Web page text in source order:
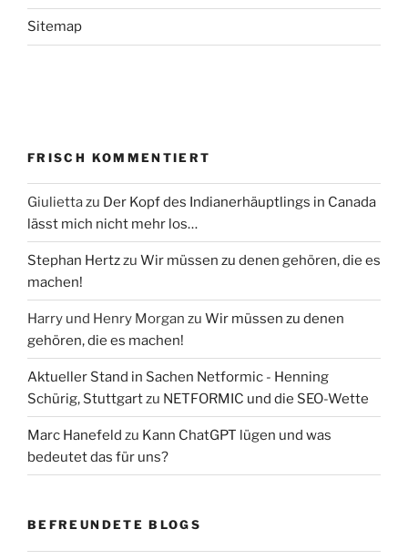
Sitemap
FRISCH KOMMENTIERT
Giuliettazu Der Kopf des Indianerhäuptlings in Canada
lässt mich nicht mehr los…
Stephan Hertzzu Wir müssen zu denen gehören, die es
machen!
Harry und Henry Morgan zu Wir müssen zu denen
gehören, die es machen!
Aktueller Stand in Sachen Netformic - Henning
Schürig, Stuttgartzu NETFORMIC und die SEO-Wette
Marc Hanefeld zu Kann ChatGPT lügen und was
bedeutet das für uns?
BEFREUNDETE BLOGS